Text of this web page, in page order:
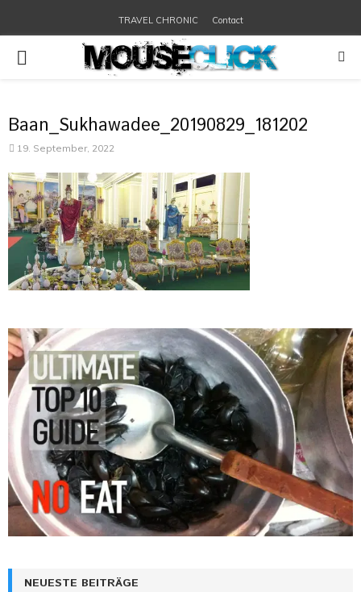
TRAVEL CHRONIC Contact
PRIMARY
Baan_Sukhawadee_20190829_181202
19. September, 2022
NEUESTE BEITRÄGE